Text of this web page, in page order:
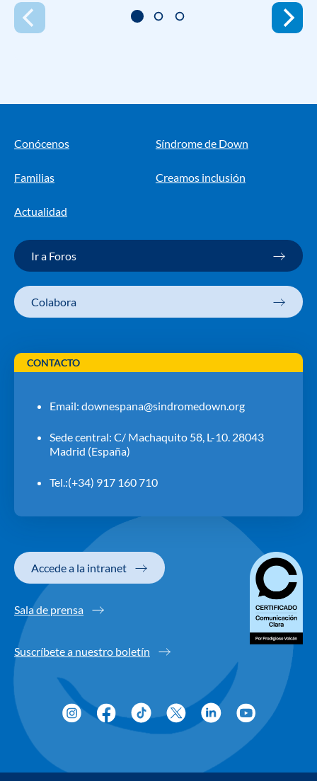
Conócenos Síndrome de Down
Familias Creamos inclusión
Actualidad
Ir a Foros
Colabora
CONTACTO
Email: downespana@sindromedown.org
Sede central: C/ Machaquito 58, L-10. 28043
Madrid (España)
Tel.:(+34) 917 160 710
Accede a la intranet
Sala de prensa
Suscríbete a nuestro boletín